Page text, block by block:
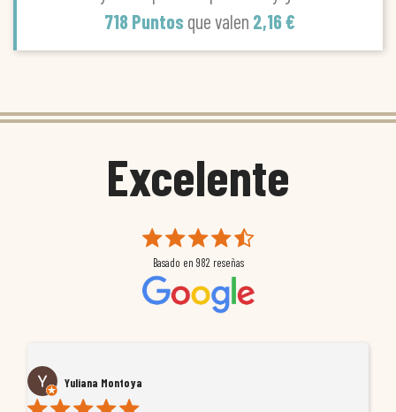
718 Puntos que valen 2,16 €
Excelente
Basado en 982 reseñas
Yuliana Montoya